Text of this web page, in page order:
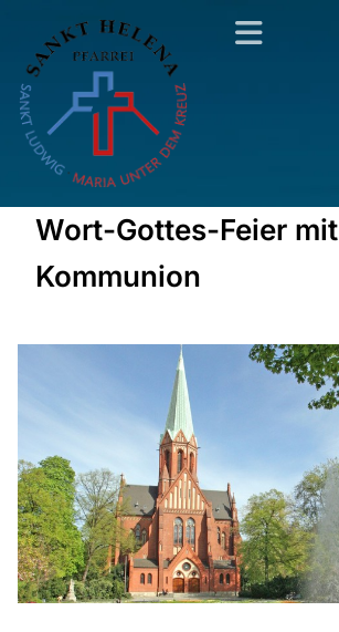
Wort-Gottes-Feier mit
Kommunion